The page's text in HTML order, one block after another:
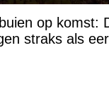
op komst:
straks als